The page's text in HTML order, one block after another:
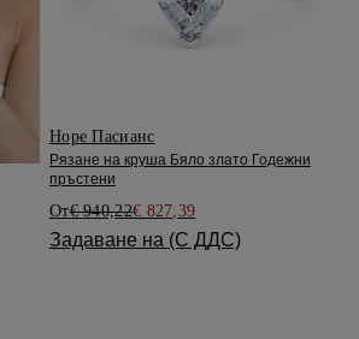
Hope Пасианс
Рязане на круша Бяло злато Годежни
пръстени
От€ 940,22€ 827,39
Задаване на (С ДДС)